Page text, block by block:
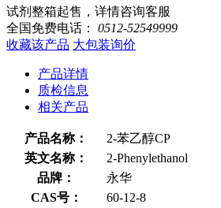
试剂整箱起售，详情咨询客服
全国免费电话： 0512-52549999
收藏该产品 大包装询价
产品详情
质检信息
相关产品
产品名称：
2-苯乙醇CP
英文名称：
2-Phenylethanol
品牌：
永华
CAS号：
60-12-8